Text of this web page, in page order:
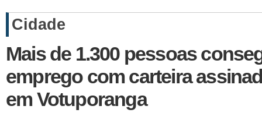
Cidade
Mais de 1.300 pessoas
emprego com carteira
em Votuporanga